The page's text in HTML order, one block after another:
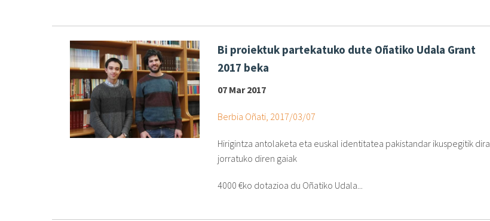
Bi proiektuk partekatuko dute Oñatiko Udala Grant
2017 beka
07 Mar 2017
Berbia Oñati, 2017/03/07
Hirigintza antolaketa eta euskal identitatea pakistandar ikuspegitik dira
jorratuko diren gaiak
4000 €ko dotazioa du Oñatiko Udala...